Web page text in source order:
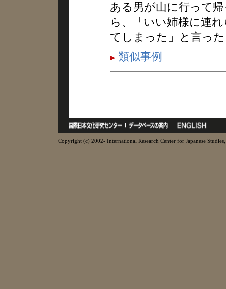
ある男が山に行って
ら、「いい姉様に連
てしまった」と言っ
類似事例
Copyright (c) 2002- International Research Center for Japanese